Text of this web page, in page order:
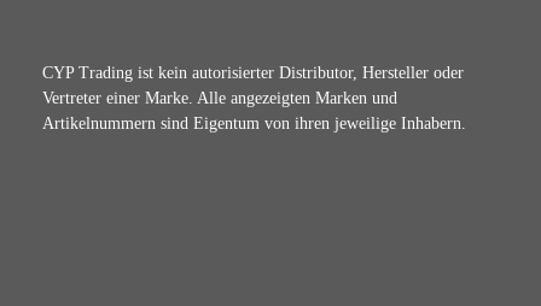
CYP Trading ist kein autorisierter Distributor, Hersteller oder
Vertreter einer Marke. Alle angezeigten Marken und
Artikelnummern sind Eigentum von ihren jeweilige Inhabern.